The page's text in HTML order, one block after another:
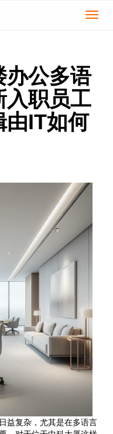
切
办公多语
入职员工
由IT如何
益复杂，尤其是在多语言